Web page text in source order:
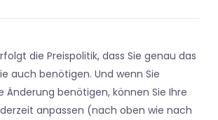
die Preispolitik, dass Sie genau das
auch benötigen. Und wenn Sie
Änderung benötigen, können Sie Ihre
anpassen (nach oben wie nach